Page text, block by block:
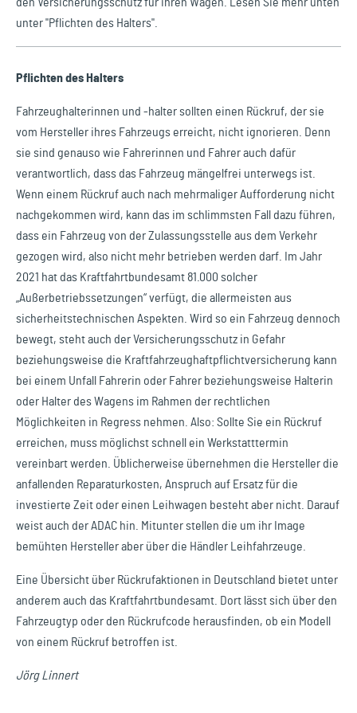
unter "Pflichten des Halters".
Pflichten des Halters
Fahrzeughalterinnen und -halter sollten einen Rückruf, der sie
vom Hersteller ihres Fahrzeugs erreicht, nicht ignorieren. Denn
sie sind genauso wie Fahrerinnen und Fahrer auch dafür
verantwortlich, dass das Fahrzeug mängelfrei unterwegs ist.
Wenn einem Rückruf auch nach mehrmaliger Aufforderung nicht
nachgekommen wird, kann das im schlimmsten Fall dazu führen,
dass ein Fahrzeug von der Zulassungsstelle aus dem Verkehr
gezogen wird, also nicht mehr betrieben werden darf. Im Jahr
2021 hat das Kraftfahrtbundesamt 81.000 solcher
„Außerbetriebssetzungen“ verfügt, die allermeisten aus
sicherheitstechnischen Aspekten. Wird so ein Fahrzeug dennoch
bewegt, steht auch der Versicherungsschutz in Gefahr
beziehungsweise die Kraftfahrzeughaftpflichtversicherung kann
bei einem Unfall Fahrerin oder Fahrer beziehungsweise Halterin
oder Halter des Wagens im Rahmen der rechtlichen
Möglichkeiten in Regress nehmen. Also: Sollte Sie ein Rückruf
erreichen, muss möglichst schnell ein Werkstatttermin
vereinbart werden. Üblicherweise übernehmen die Hersteller die
anfallenden Reparaturkosten, Anspruch auf Ersatz für die
investierte Zeit oder einen Leihwagen besteht aber nicht. Darauf
weist auch der ADAC hin. Mitunter stellen die um ihr Image
bemühten Hersteller aber über die Händler Leihfahrzeuge.
Eine Übersicht über Rückrufaktionen in Deutschland bietet unter
anderem auch das Kraftfahrtbundesamt. Dort lässt sich über den
Fahrzeugtyp oder den Rückrufcode herausfinden, ob ein Modell
von einem Rückruf betroffen ist.
Jörg Linnert